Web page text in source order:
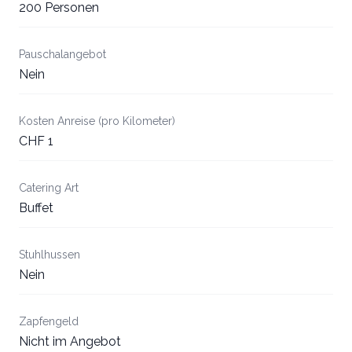
200 Personen
Pauschalangebot
Nein
Kosten Anreise (pro Kilometer)
CHF 1
Catering Art
Buffet
Stuhlhussen
Nein
Zapfengeld
Nicht im Angebot